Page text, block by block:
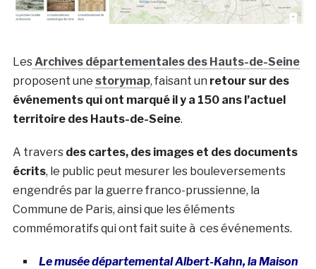
LesArchives départementales des Hauts-de-Seine
proposent une storymap, faisant un retour sur des
événements qui ont marqué il y a 150 ans l’actuel
territoire des Hauts-de-Seine.
A travers des cartes, des images et des documents
écrits, le public peut mesurer les bouleversements
engendrés par la guerre franco-prussienne, la
Commune de Paris, ainsi que les éléments
commémoratifs qui ont fait suite à ces événements.
Le musée départemental Albert-Kahn, la Maison